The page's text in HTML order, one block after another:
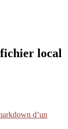
local
d’un